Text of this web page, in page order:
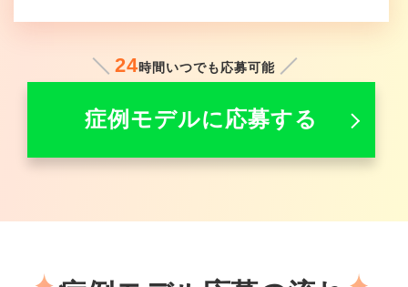
24時間いつでも応募可能
症例モデルに応募する